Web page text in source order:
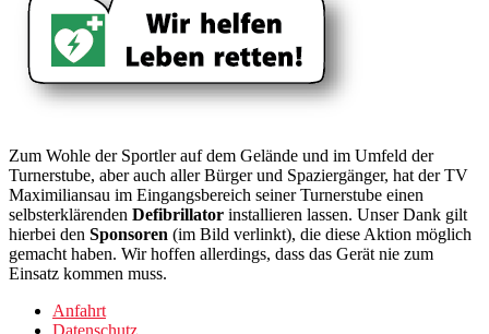
Zum Wohle der Sportler auf dem Gelände und im Umfeld der
Turnerstube, aber auch aller Bürger und Spaziergänger, hat der TV
Maximiliansau im Eingangsbereich seiner Turnerstube einen
selbsterklärenden Defibrillator installieren lassen. Unser Dank gilt
hierbei den Sponsoren (im Bild verlinkt), die diese Aktion möglich
gemacht haben. Wir hoffen allerdings, dass das Gerät nie zum
Einsatz kommen muss.
Anfahrt